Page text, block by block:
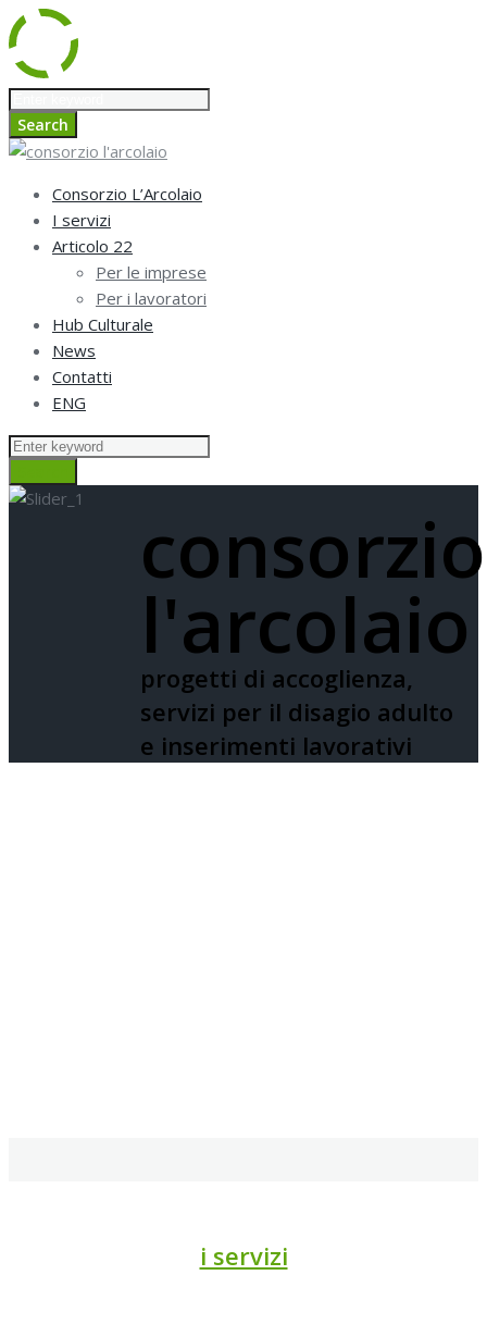
Skip
to
content
Search
for:
Search
Consorzio L’Arcolaio
I servizi
Articolo 22
Per le imprese
Per i lavoratori
Hub Culturale
News
Contatti
ENG
Search
Consorzio
l'Arcolaioconsorzio
l'arcolaio
progetti di accoglienza,
servizi per il disagio adulto
e inserimenti lavorativi
i servizi